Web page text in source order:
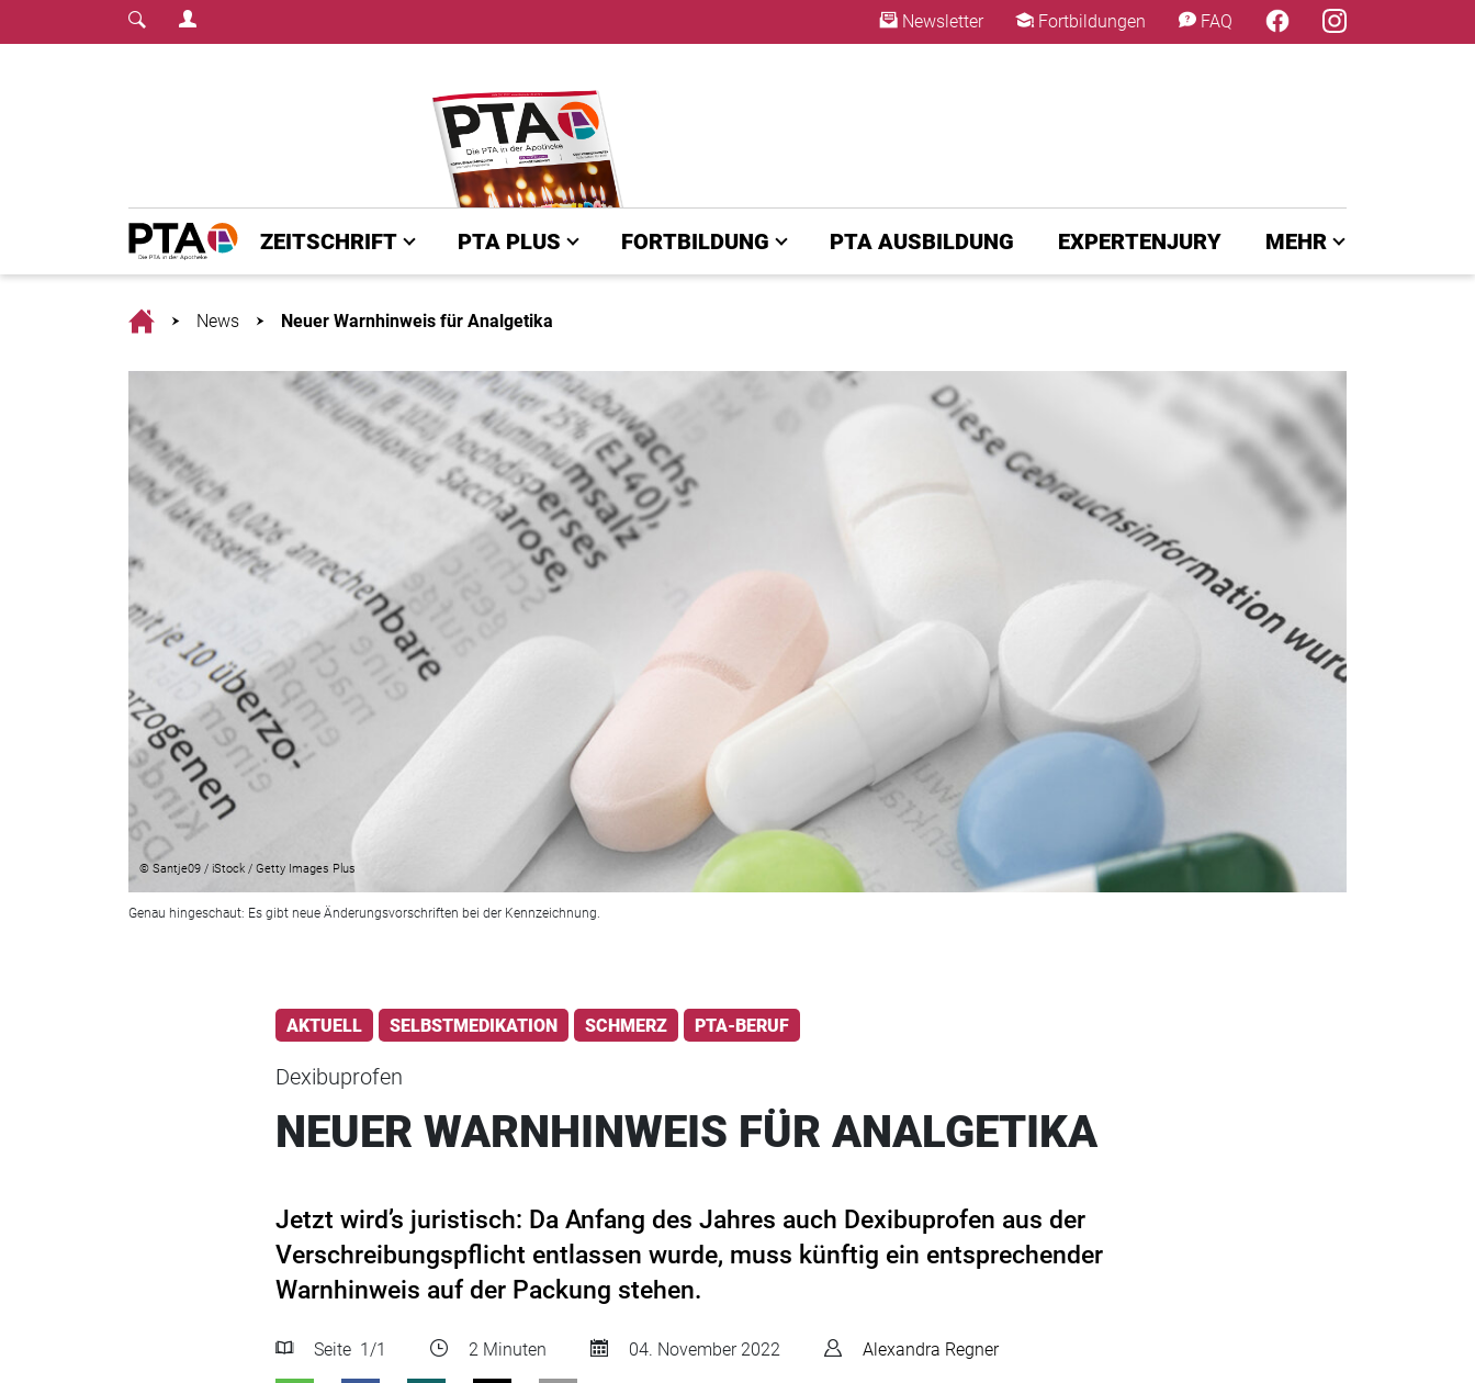
Login Menu Newsletter Fortbildungen FAQ
Home
ZEITSCHRIFT PTA PLUS FORTBILDUNG PTA AUSBILDUNG EXPERTENJURY MEHR
HomeNews Neuer Warnhinweis für Analgetika
© Santje09 / iStock / Getty Images Plus
Genau hingeschaut: Es gibt neue Änderungsvorschriften bei der Kennzeichnung.
AKTUELL SELBSTMEDIKATION SCHMERZ PTA-BERUF
Dexibuprofen
NEUER WARNHINWEIS FÜR ANALGETIKA
Jetzt wird’s juristisch: Da Anfang des Jahres auch Dexibuprofen aus der
Verschreibungspflicht entlassen wurde, muss künftig ein entsprechender
Warnhinweis auf der Packung stehen.
Seite 1/1 2 Minuten 04. November 2022 Alexandra Regner
×